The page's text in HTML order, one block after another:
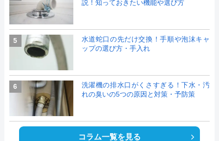
説！知っておきたい機能や選び方
5
水道蛇口の先だけ交換！手順や泡沫キャ
ップの選び方・手入れ
6
洗濯機の排水口がくさすぎる！下水・汚
れの臭いの5つの原因と対策・予防策
コラム一覧を見る